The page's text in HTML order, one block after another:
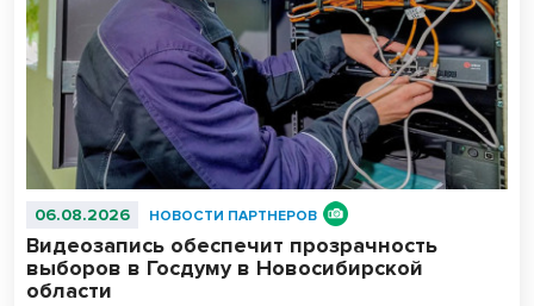
06.08.2026 НОВОСТИ ПАРТНЕРОВ
Видеозапись обеспечит прозрачность
выборов в Госдуму в Новосибирской
области